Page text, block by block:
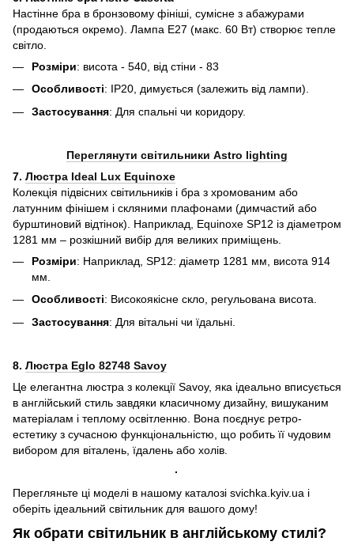
Настінне бра в бронзовому фініші, сумісне з абажурами
(продаються окремо). Лампа E27 (макс. 60 Вт) створює тепле
світло.
Розміри: висота - 540, від стіни - 83
Особливості: IP20, димується (залежить від лампи).
Застосування: Для спальні чи коридору.
Переглянути світильники Astro lighting
7. Люстра Ideal Lux Equinoxe
Колекція підвісних світильників і бра з хромованим або
латунним фінішем і скляними плафонами (димчастий або
бурштиновий відтінок). Наприклад, Equinoxe SP12 із діаметром
1281 мм – розкішний вибір для великих приміщень.
Розміри: Наприклад, SP12: діаметр 1281 мм, висота 914
мм.
Особливості: Високоякісне скло, регульована висота.
Застосування: Для вітальні чи їдальні.
8. Люстра Eglo 82748 Savoy
Це елегантна люстра з колекції Savoy, яка ідеально вписується
в англійський стиль завдяки класичному дизайну, вишуканим
матеріалам і теплому освітленню. Вона поєднує ретро-
естетику з сучасною функціональністю, що робить її чудовим
вибором для віталень, їдалень або холів.
Перегляньте ці моделі в нашому каталозі svichka.kyiv.ua і
оберіть ідеальний світильник для вашого дому!
Як обрати світильник в англійському стилі?